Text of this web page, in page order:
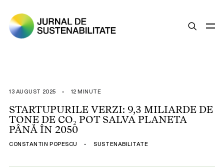
ȘTIRI
OPINII
ESG
13 AUGUST 2025 • 12 MINUTE
STARTUPURILE VERZI: 9,3 MILIARDE DE
TONE DE CO₂ POT SALVA PLANETA
PÂNĂ ÎN 2050
CONSTANTIN POPESCU • SUSTENABILITATE